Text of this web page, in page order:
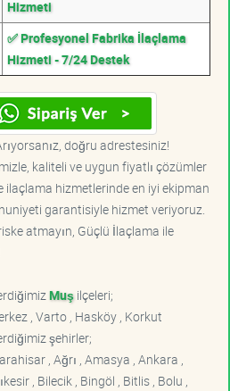
Hizmeti
✅ Profesyonel Fabrika İlaçlama
Hizmeti - 7/24 Destek
doğru adrestesiniz!
kaliteli ve uygun fiyatlı çözümler
ilaçlama hizmetlerinde en iyi ekipman
garantisiyle hizmet veriyoruz.
atmayın, Güçlü İlaçlama ile
Muş ilçeleri;
, Varto , Hasköy , Korkut
şehirler;
, Ağrı , Amasya , Ankara ,
, Bilecik , Bingöl , Bitlis , Bolu ,